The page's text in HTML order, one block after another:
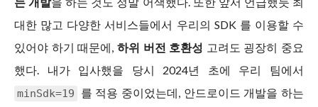
대한 많고 다양한 서비스들에서 우리의 SDK 를 이용할 수
있어야 하기 때문에, 하위 버전 호환성 고려도 굉장히 중요
했다. 내가 입사했을 당시 2024년 초에 우리 팀에서
minSdk=19
를 적용 중이었는데, 안드로이드 개발을 하는